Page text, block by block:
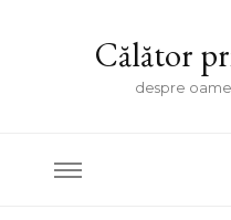
Călător
despre